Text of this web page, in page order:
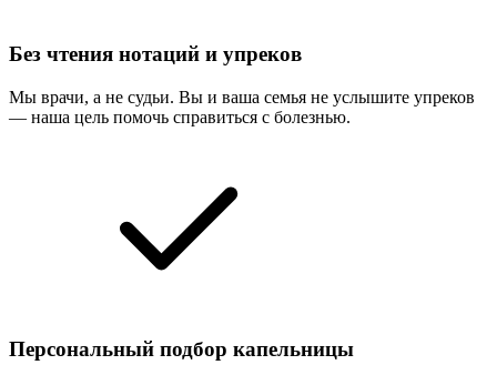
Без чтения нотаций и упреков
Мы врачи, а не судьи. Вы и ваша семья не услышите упреков
— наша цель помочь справиться с болезнью.
Персональный подбор капельницы